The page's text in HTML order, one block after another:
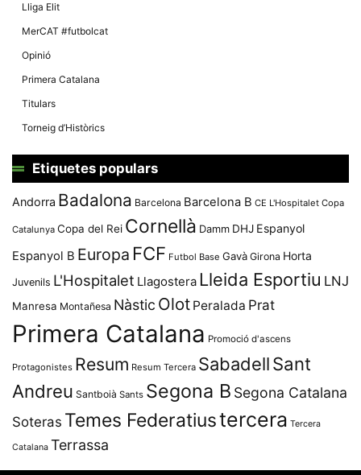
Lliga Elit
MerCAT #futbolcat
Opinió
Primera Catalana
Titulars
Torneig d’Històrics
Etiquetes populars
Andorra Badalona Barcelona Barcelona B CE L'Hospitalet Copa
Catalunya Copa del Rei Cornellà Damm DHJ Espanyol
Espanyol B Europa FCF Futbol Base Gavà Girona Horta
Juvenils L'Hospitalet Llagostera Lleida Esportiu LNJ
Manresa Montañesa Nàstic Olot Peralada Prat
Primera Catalana Promoció d'ascens
Protagonistes Resum Resum Tercera SabadellSant
Andreu Santboià Sants Segona B Segona Catalana
Soteras Temes Federatiustercera Tercera
Catalana Terrassa